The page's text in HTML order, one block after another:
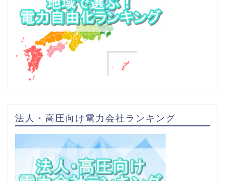
法人・高圧向け電力会社ランキング